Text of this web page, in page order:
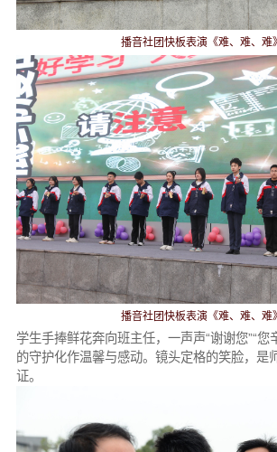
播音社团快板表演《难、难、难》
播音社团快板表演《难、难、难》
学生手捧鲜花奔向班主任，一声声“谢谢您”“您
的守护化作温馨与感动。镜头定格的笑脸，是
证。